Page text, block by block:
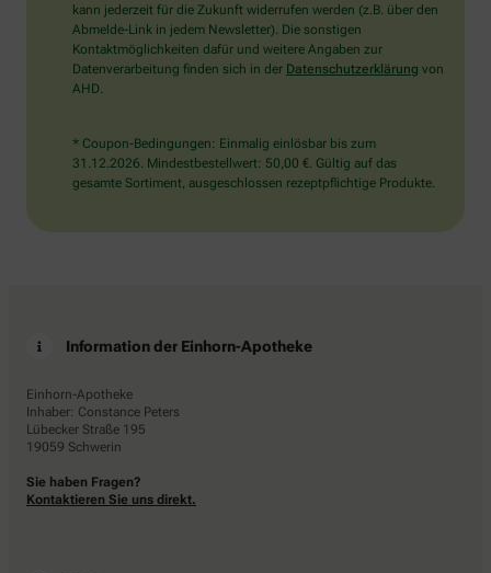
Baum.
kann jederzeit für die Zukunft widerrufen werden (z.B. über den
Abmelde-Link in jedem Newsletter). Die sonstigen
Kontaktmöglichkeiten dafür und weitere Angaben zur
Datenverarbeitung finden sich in der Datenschutzerklärung von
AHD.
* Coupon-Bedingungen: Einmalig einlösbar bis zum
31.12.2026. Mindestbestellwert: 50,00 €. Gültig auf das
gesamte Sortiment, ausgeschlossen rezeptpflichtige Produkte.
Information der Einhorn-Apotheke
Einhorn-Apotheke
Inhaber: Constance Peters
Lübecker Straße 195
19059 Schwerin
Sie haben Fragen?
Kontaktieren Sie uns direkt.